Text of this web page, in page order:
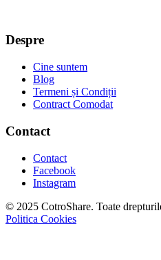
Despre
Cine suntem
Blog
Termeni și Condiții
Contract Comodat
Contact
Contact
Facebook
Instagram
© 2025 CotroShare. Toate
Politica Cookies